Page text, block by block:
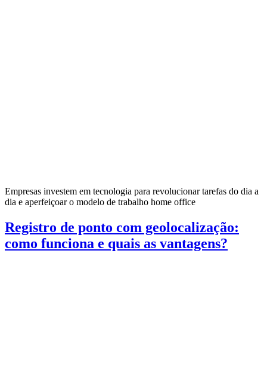
Empresas investem em tecnologia para revolucionar tarefas do dia a
dia e aperfeiçoar o modelo de trabalho home office
Registro de ponto com geolocalização:
como funciona e quais as vantagens?